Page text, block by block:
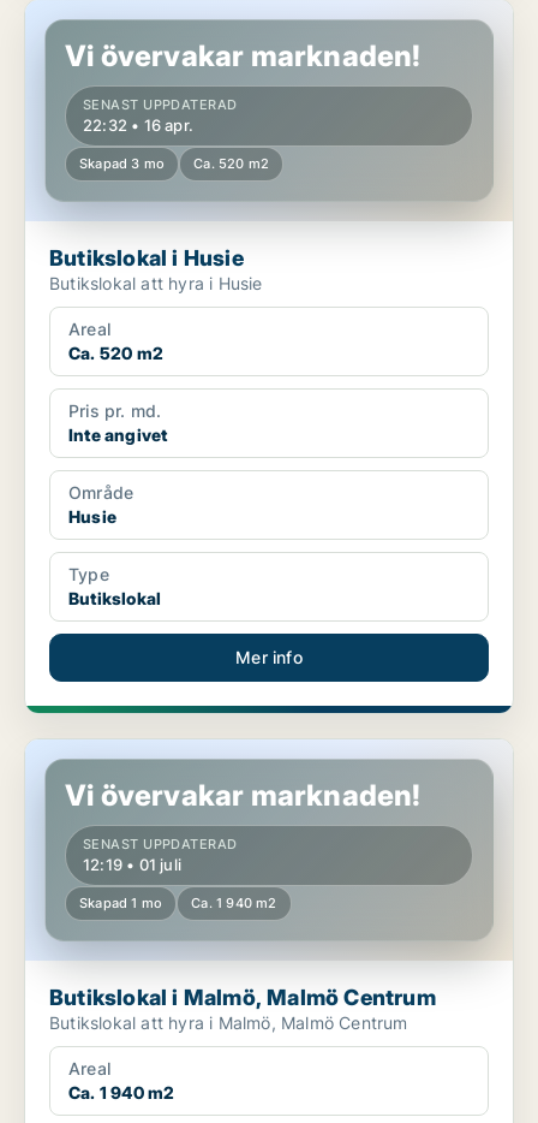
Butikslokal i Husie
Vi övervakar marknaden!
SENAST UPPDATERAD
22:32 • 16 apr.
Skapad 3 mo Ca. 520 m2
Butikslokal i Husie
Butikslokal att hyra i Husie
Areal
Ca. 520 m2
Pris pr. md.
Inte angivet
Område
Husie
Type
Butikslokal
Mer info
Butikslokal i Malmö, Malmö Centrum
Vi övervakar marknaden!
SENAST UPPDATERAD
12:19 • 01 juli
Skapad 1 mo Ca. 1 940 m2
Butikslokal i Malmö, Malmö Centrum
Butikslokal att hyra i Malmö, Malmö Centrum
Areal
Ca. 1 940 m2